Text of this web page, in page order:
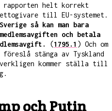
rapporten helt korrekt
till EU-systemet.
så kan man bara
och betala
(1795.1 ) Och om
stänga av Tyskland
kommer ställa till
och Putin